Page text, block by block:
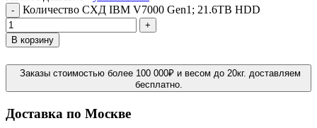
- Количество СХД IBM V7000 Gen1; 21.6TB HDD
+
В корзину
Заказы стоимостью более 100 000₽ и весом до 20кг. доставляем
бесплатно.
Доставка по Москве